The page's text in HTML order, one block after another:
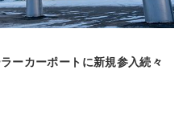
ーカーポートに新規参入続々